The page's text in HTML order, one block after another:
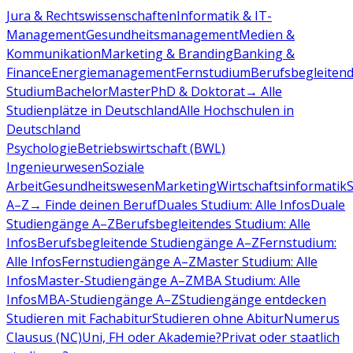
Jura & RechtswissenschaftenInformatik & IT-
ManagementGesundheitsmanagementMedien &
KommunikationMarketing & BrandingBanking &
FinanceEnergiemanagementFernstudiumBerufsbegleitend
StudiumBachelorMasterPhD & Doktorat→ Alle
Studienplätze in DeutschlandAlle Hochschulen in
Deutschland
PsychologieBetriebswirtschaft (BWL)
IngenieurwesenSoziale
ArbeitGesundheitswesenMarketingWirtschaftsinformatik
A–Z→ Finde deinen BerufDuales Studium: Alle InfosDuale
Studiengänge A–ZBerufsbegleitendes Studium: Alle
InfosBerufsbegleitende Studiengänge A–ZFernstudium:
Alle InfosFernstudiengänge A–ZMaster Studium: Alle
InfosMaster-Studiengänge A–ZMBA Studium: Alle
InfosMBA-Studiengänge A–ZStudiengänge entdecken
Studieren mit FachabiturStudieren ohne AbiturNumerus
Clausus (NC)Uni, FH oder Akademie?Privat oder staatlich